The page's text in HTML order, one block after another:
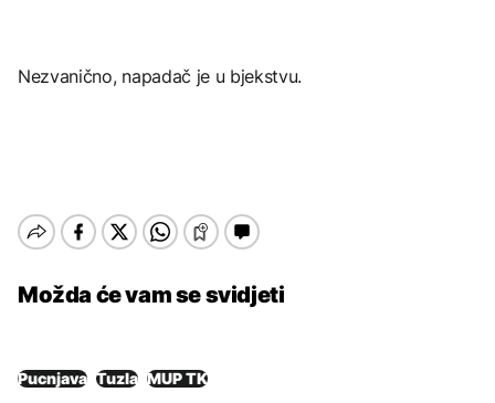
Nezvanično, napadač je u bjekstvu.
Možda će vam se svidjeti
Pucnjava Tuzla MUP TK